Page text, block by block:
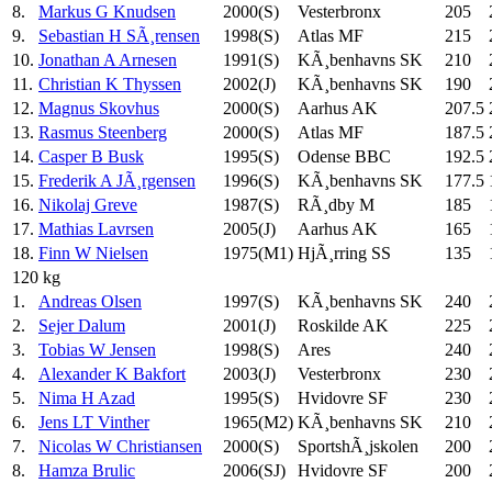
8.
Markus G Knudsen 2000(S) Vesterbronx 205
9.
Sebastian H SÃ¸rensen 1998(S) Atlas MF 215
10. Jonathan A Arnesen 1991(S) KÃ¸benhavns SK 210
11. Christian K Thyssen 2002(J) KÃ¸benhavns SK 190
12. Magnus Skovhus 2000(S) Aarhus AK 207.5
13. Rasmus Steenberg 2000(S) Atlas MF 187.5
14. Casper B Busk 1995(S) Odense BBC 192.5
15. Frederik A JÃ¸rgensen 1996(S) KÃ¸benhavns SK 177.5
16. Nikolaj Greve 1987(S) RÃ¸dby M 185
17. Mathias Lavrsen 2005(J) Aarhus AK 165
18. Finn W Nielsen 1975(M1) HjÃ¸rring SS 135
120 kg
1.
Andreas Olsen 1997(S) KÃ¸benhavns SK 240
2.
Sejer Dalum 2001(J) Roskilde AK 225
3.
Tobias W Jensen 1998(S) Ares 240
4.
Alexander K Bakfort 2003(J) Vesterbronx 230
5.
Nima H Azad 1995(S) Hvidovre SF 230
6.
Jens LT Vinther 1965(M2) KÃ¸benhavns SK 210
7.
Nicolas W Christiansen 2000(S) SportshÃ¸jskolen 200
8.
Hamza Brulic 2006(SJ) Hvidovre SF 200